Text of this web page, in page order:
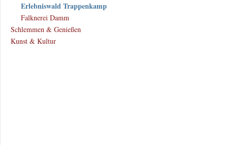
Erlebniswald Trappenkamp
Falknerei Damm
Schlemmen & Genießen
Kunst & Kultur